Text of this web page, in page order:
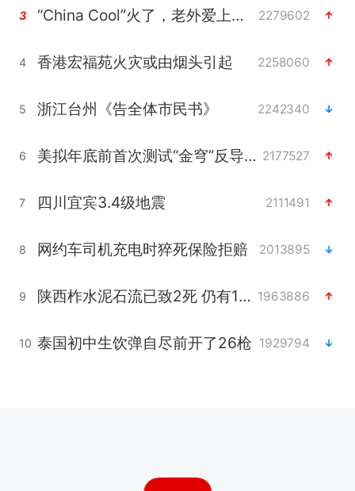
3 “China Cool”火了，老外爱上中国避暑游 2279602
4 香港宏福苑火灾或由烟头引起 2258060
5 浙江台州《告全体市民书》 2242340
6 美拟年底前首次测试“金穹”反导系统 2177527
7 四川宜宾3.4级地震 2111491
8 网约车司机充电时猝死保险拒赔 2013895
9 陕西柞水泥石流已致2死 仍有1人失联 1963886
10 泰国初中生饮弹自尽前开了26枪 1929794